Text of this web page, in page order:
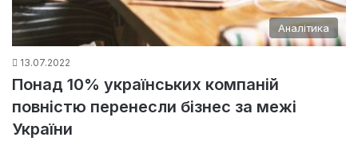
Аналітика
13.07.2022
Понад 10% українських компаній
повністю перенесли бізнес за межі
України